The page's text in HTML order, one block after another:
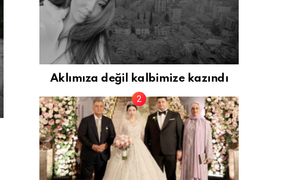
Aklımıza değil kalbimize kazındı